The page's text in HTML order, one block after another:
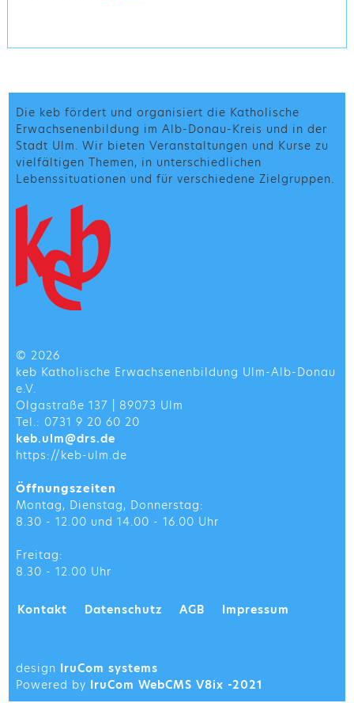
Die keb fördert und organisiert die Katholische
Erwachsenenbildung im Alb-Donau-Kreis und in der
Stadt Ulm. Wir bieten Veranstaltungen und Kurse zu
vielfältigen Themen, in unterschiedlichen
Lebenssituationen und für verschiedene Zielgruppen.
© 2026
keb Katholische Erwachsenenbildung Ulm-Alb-Donau
e.V.
Olgastraße 137 | 89073 Ulm
Tel.: 0731 9 20 60 20
keb.ulm@drs.de
https://keb-ulm.de
Öffnungszeiten
Montag, Dienstag, Donnerstag:
8.30 - 12.00 und 14.00 - 16.00 Uhr
Freitag:
8.30 - 12.00 Uhr
Kontakt Datenschutz AGB Impressum
design IruCom systems
Powered by IruCom WebCMS V8ix -2021